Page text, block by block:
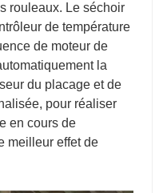
rouleaux. Le séchoir
de température
de moteur de
la
du placage et de
pour réaliser
en cours de
meilleur effet de